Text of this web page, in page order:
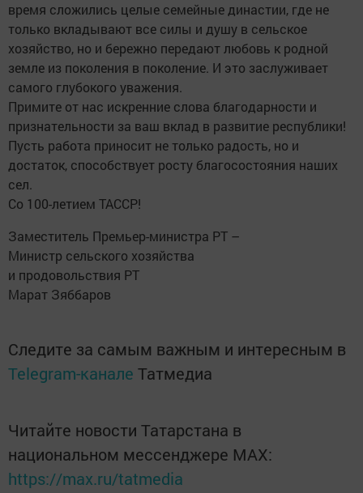
время сложились целые семейные династии, где не
только вкладывают все силы и душу в сельское
хозяйство, но и бережно передают любовь к родной
земле из поколения в поколение. И это заслуживает
самого глубокого уважения.
Примите от нас искренние слова благодарности и
признательности за ваш вклад в развитие республики!
Пусть работа приносит не только радость, но и
достаток, способствует росту благосостояния наших
сел.
Со 100-летием ТАССР!
Заместитель Премьер-министра РТ –
Министр сельского хозяйства
и продовольствия РТ
Марат Зяббаров
Следите за самым важным и интересным в
Telegram-канале Татмедиа
Читайте новости Татарстана в
национальном мессенджере MАХ:
https://max.ru/tatmedia